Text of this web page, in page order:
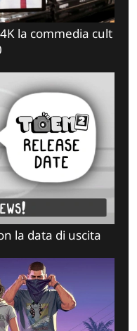
la commedia cult
la data di uscita